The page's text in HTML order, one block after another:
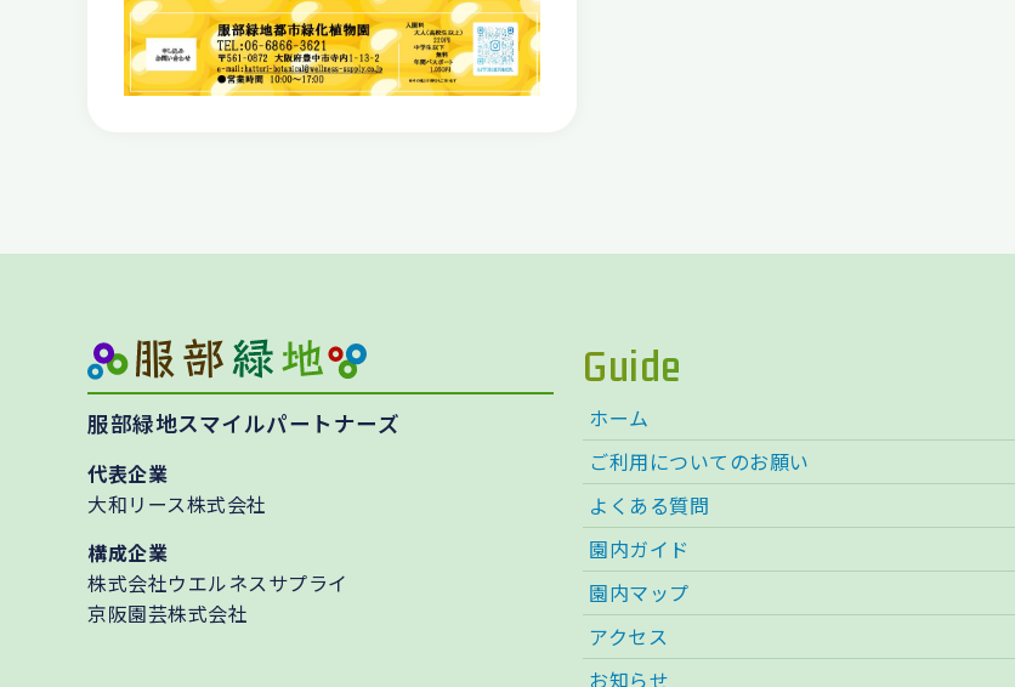
服部緑地スマイルパートナーズ
代表企業
大和リース株式会社
構成企業
株式会社ウエルネスサプライ
京阪園芸株式会社
Guide
ホーム
ご利用についてのお願い
よくある質問
園内ガイド
園内マップ
アクセス
お知らせ